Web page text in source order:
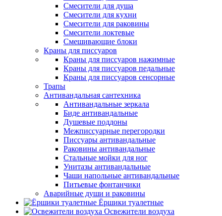
Смесители для душа
Смесители для кухни
Смесители для раковины
Смесители локтевые
Смешивающие блоки
Краны для писсуаров
Краны для писсуаров нажимные
Краны для писсуаров педальные
Краны для писсуаров сенсорные
Трапы
Антивандальная сантехника
Антивандальные зеркала
Биде антивандальные
Душевые поддоны
Межписсуарные перегородки
Писсуары антивандальные
Раковины антивандальные
Стальные мойки для ног
Унитазы антивандальные
Чаши напольные антивандальные
Питьевые фонтанчики
Аварийные души и раковины
Ёршики туалетные
Освежители воздуха